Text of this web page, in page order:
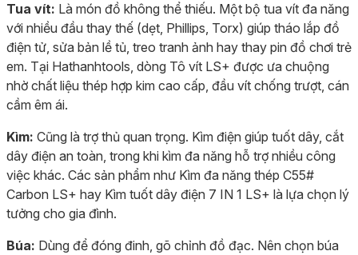
Tua vít: Là món đồ không thể thiếu. Một bộ tua vít đa năng
với nhiều đầu thay thế (dẹt, Phillips, Torx) giúp tháo lắp đồ
điện tử, sửa bản lề tủ, treo tranh ảnh hay thay pin đồ chơi trẻ
em. Tại Hathanhtools, dòng Tô vít LS+ được ưa chuộng
nhờ chất liệu thép hợp kim cao cấp, đầu vít chống trượt, cán
cầm êm ái.
Kìm: Cũng là trợ thủ quan trọng. Kìm điện giúp tuốt dây, cắt
dây điện an toàn, trong khi kìm đa năng hỗ trợ nhiều công
việc khác. Các sản phẩm như Kìm đa năng thép C55#
Carbon LS+ hay Kìm tuốt dây điện 7 IN 1 LS+ là lựa chọn lý
tưởng cho gia đình.
Búa: Dùng để đóng đinh, gõ chỉnh đồ đạc. Nên chọn búa